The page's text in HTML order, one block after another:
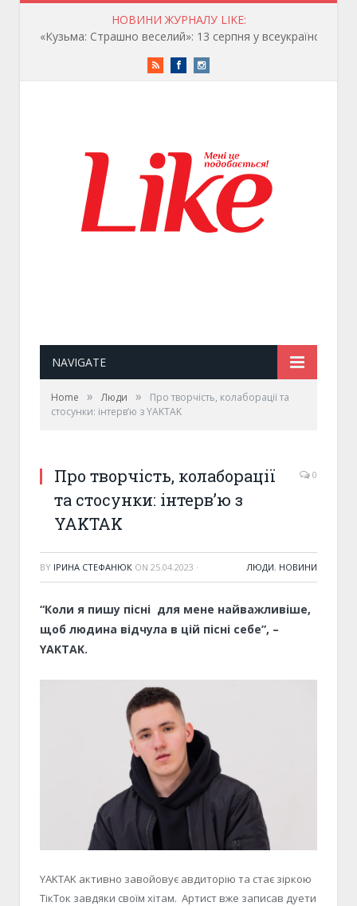
НОВИНИ ЖУРНАЛУ LIKE:
RSS FacebookInstagram
NAVIGATE
Home » Люди »
Про творчість, колаборації та
стосунки: інтерв’ю з YAKTAK
Про творчість, колаборації
та стосунки: інтерв’ю з
YAKTAK
0
BY ІРИНА СТЕФАНЮК ON 25.04.2023 · ЛЮДИ, НОВИНИ
“Коли я пишу пісні для мене найважливіше,
щоб людина відчула в цій пісні себе”, –
YAKTAK.
YAKTAK активно завойовує авдиторію та стає зіркою
ТікТок завдяки своїм хітам. Артист вже записав дуети